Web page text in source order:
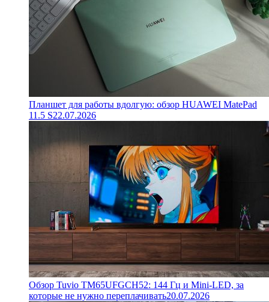
Планшет для работы вдолгую: обзор HUAWEI MatePad
11.5 S22.07.2026
Обзор Tuvio TM65UFGCH52: 144 Гц и Mini-LED, за
которые не нужно переплачивать20.07.2026